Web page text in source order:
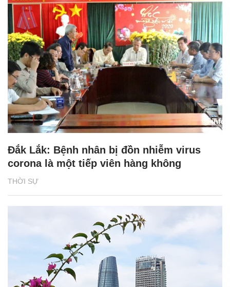
THỜI SỰ
Đắk Lắk: Bệnh nhân bị đồn nhiễm virus
corona là một tiếp viên hàng không